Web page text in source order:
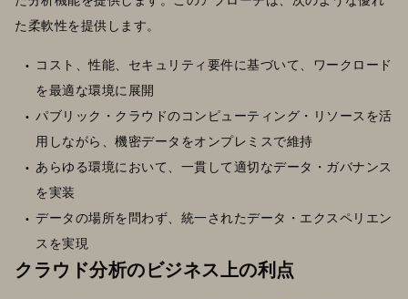
た柔軟性を提供します。
コスト、性能、セキュリティ要件に基づいて、ワークロード
を最適な環境に展開
パブリック・クラウドのコンピューティング・リソースを活
用しながら、機密データをオンプレミスで維持
あらゆる環境において、一貫して適切なデータ・ガバナンス
を実装
データの場所を問わず、統一されたデータ・エクスペリエン
スを実現
クラウド分析のビジネス上の利点